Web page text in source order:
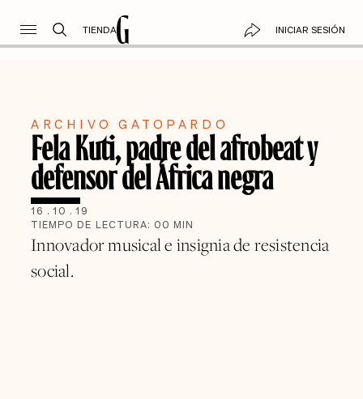
TIENDA INICIAR SESIÓN
ARCHIVO GATOPARDO
Fela Kuti, padre del afrobeat y
defensor del África negra
16 . 10 . 19
TIEMPO DE LECTURA: 00 MIN
Innovador musical e insignia de resistencia
social.